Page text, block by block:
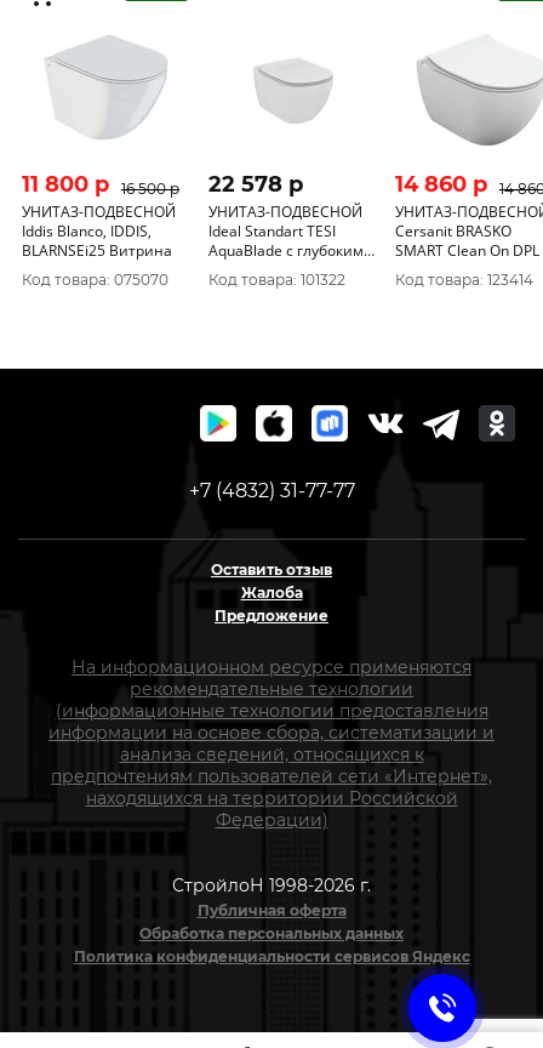
11 800 p 16 500 p
УНИТАЗ-ПОДВЕСНОЙ
Iddis Blanco, IDDIS,
BLARNSEi25 Витрина
Код товара: 075070
22 578 p
УНИТАЗ-ПОДВЕСНОЙ
Ideal Standart TESI
AquaBlade с глубоким
смывом
Код товара: 101322
14 860 p 14
УНИТАЗ-
Cersanit BRASKO
SMART Clean On DPL
slim LP
Код товара: 123414
+7 (4832) 31-77-77
Оставить отзыв
Жалоба
Предложение
На информационном ресурсе применяются
рекомендательные технологии
(информационные технологии предоставления
информации на основе сбора, систематизации и
анализа сведений, относящихся к
предпочтениям пользователей сети «Интернет»,
находящихся на территории Российской
Федерации)
СтройлоН 1998-2026 г.
Публичная оферта
Обработка персональных данных
Политика конфиденциальности сервисов Яндекс